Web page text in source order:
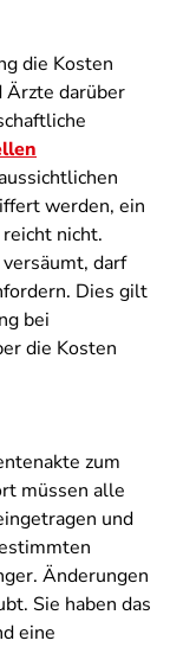
die Kosten
Ärzte darüber
werden, ein
nicht.
darf
Dies gilt
bei
die Kosten
zum
müssen alle
und
Änderungen
Sie haben das
eine